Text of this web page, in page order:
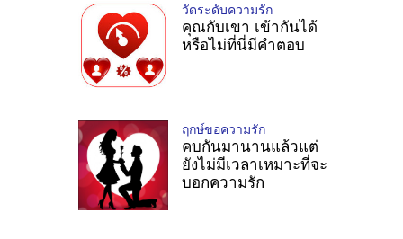
วัดระดับความรัก
คุณกับเขา เข้ากันได้
หรือไม่ที่นี่มีคำตอบ
ฤกษ์ขอความรัก
คบกันมานานแล้วแต่
ยังไม่มีเวลาเหมาะที่จะ
บอกความรัก